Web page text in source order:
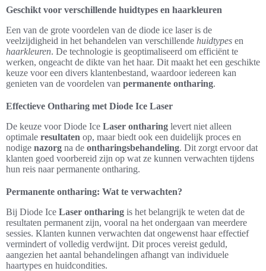
Geschikt voor verschillende huidtypes en haarkleuren
Een van de grote voordelen van de diode ice laser is de
veelzijdigheid in het behandelen van verschillende huidtypes en
haarkleuren. De technologie is geoptimaliseerd om efficiënt te
werken, ongeacht de dikte van het haar. Dit maakt het een geschikte
keuze voor een divers klantenbestand, waardoor iedereen kan
genieten van de voordelen van permanente ontharing.
Effectieve Ontharing met Diode Ice Laser
De keuze voor Diode Ice Laser ontharing levert niet alleen
optimale resultaten op, maar biedt ook een duidelijk proces en
nodige nazorg na de ontharingsbehandeling. Dit zorgt ervoor dat
klanten goed voorbereid zijn op wat ze kunnen verwachten tijdens
hun reis naar permanente ontharing.
Permanente ontharing: Wat te verwachten?
Bij Diode Ice Laser ontharing is het belangrijk te weten dat de
resultaten permanent zijn, vooral na het ondergaan van meerdere
sessies. Klanten kunnen verwachten dat ongewenst haar effectief
vermindert of volledig verdwijnt. Dit proces vereist geduld,
aangezien het aantal behandelingen afhangt van individuele
haartypes en huidcondities.